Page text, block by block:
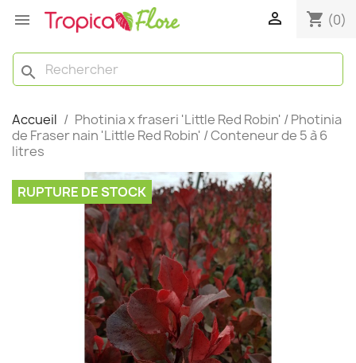
  shopping_cart (0)
search
Accueil
Photinia x fraseri 'Little Red Robin' / Photinia
de Fraser nain 'Little Red Robin' / Conteneur de 5 à 6
litres
RUPTURE DE STOCK